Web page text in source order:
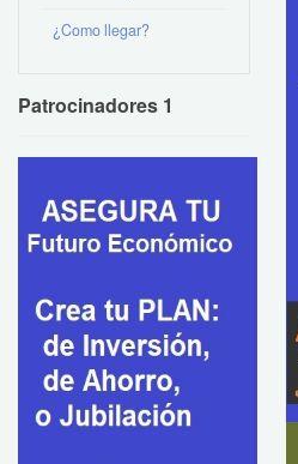
¿Como llegar?
Patrocinadores 1